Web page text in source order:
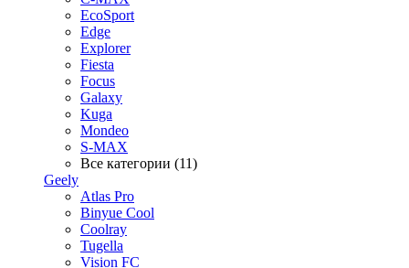
EcoSport
Edge
Explorer
Fiesta
Focus
Galaxy
Kuga
Mondeo
S-MAX
Все категории (11)
Geely
Atlas Pro
Binyue Cool
Coolray
Tugella
Vision FC